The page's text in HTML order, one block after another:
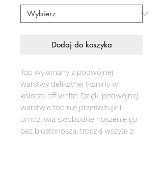
Dodaj do koszyka
Top wykonany z podwójnej
warstwy delikatnej tkaniny w
kolorze off white. Dzięki podwójnej
warstwie top nie prześwituje i
umożliwia swobodne noszenie go
bez biustonosza, troczki wszyte z